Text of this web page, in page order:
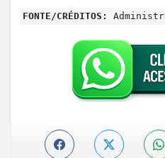
FONTE/CRÉDITOS: